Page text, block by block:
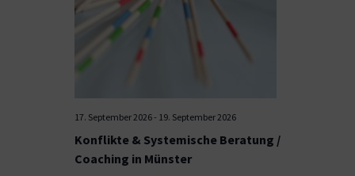
17. September 2026- 19. September 2026
Konflikte & Systemische Beratung /
Coaching in Münster